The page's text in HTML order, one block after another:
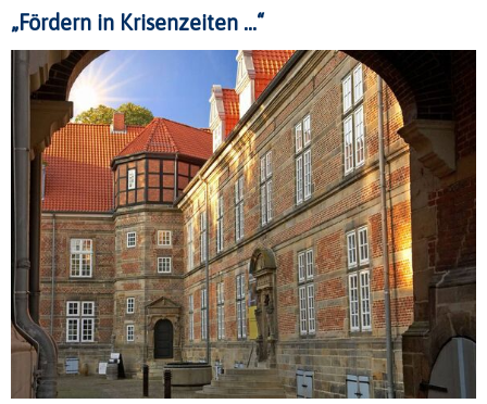
„Fördern in Krisenzeiten ...“